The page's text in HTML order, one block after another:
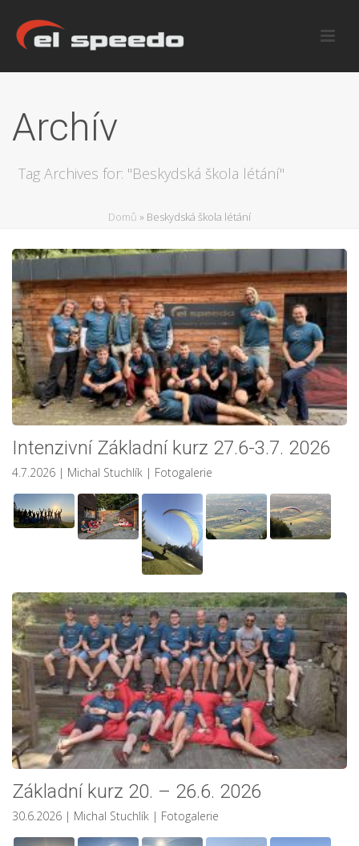
Archív
Tag Archives for: "Beskydská škola létání"
Domů » Beskydská škola létání
Intenzivní Základní kurz 27.6-3.7. 2026
4.7.2026 | Michal Stuchlík | Fotogalerie
Základní kurz 20. – 26.6. 2026
30.6.2026 | Michal Stuchlík | Fotogalerie